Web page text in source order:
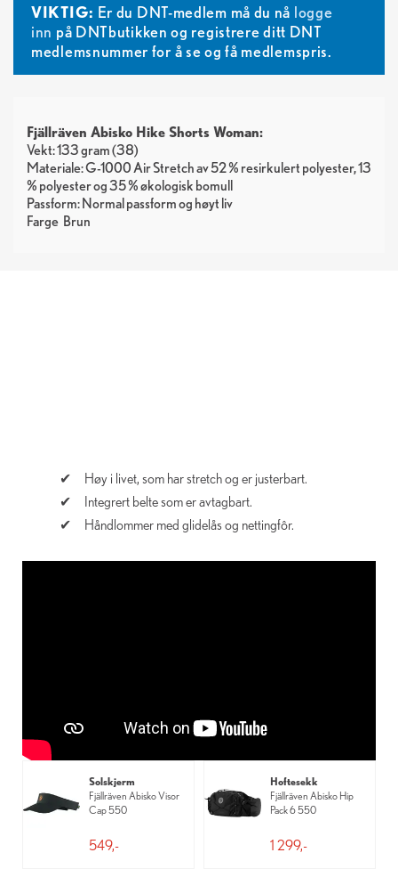
VIKTIG: Er du DNT-medlem må du nå logge
inn på DNTbutikken og registrere ditt DNT
medlemsnummer for å se og få medlemspris.
Fjällräven Abisko Hike Shorts Woman:
Vekt: 133 gram (38)
Materiale: G-1000 Air Stretch av 52 % resirkulert polyester, 13
% polyester og 35 % økologisk bomull
Passform: Normal passform og høyt liv
Farge Brun
Høy i livet, som har stretch og er justerbart.
Integrert belte som er avtagbart.
Håndlommer med glidelås og nettingfôr.
Solskjerm
Fjällräven Abisko Visor
Cap 550
549,-
Hoftesekk
Fjällräven Abisko Hip
Pack 6 550
1 299,-